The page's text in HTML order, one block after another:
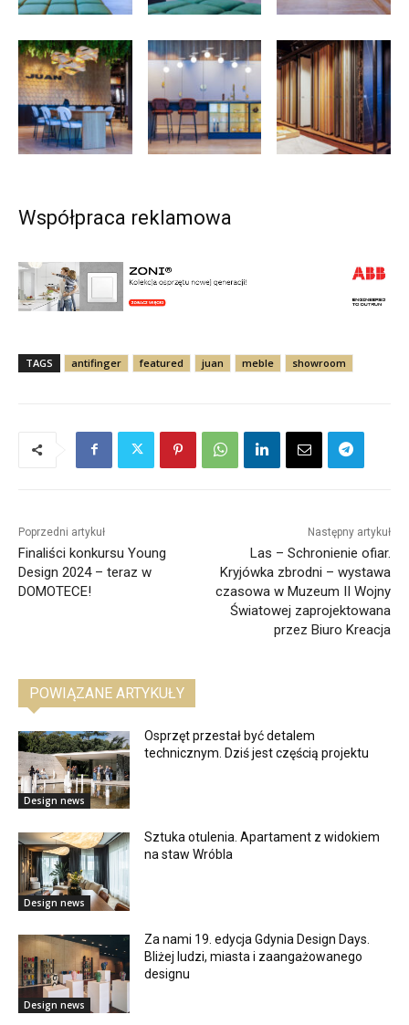
Współpraca reklamowa
TAGS antifinger featured juan meble showroom
Poprzedni artykuł
Finaliści konkursu Young
Design 2024 – teraz w
DOMOTECE!
Następny artykuł
Las – Schronienie ofiar.
Kryjówka zbrodni – wystawa
czasowa w Muzeum II Wojny
Światowej zaprojektowana
przez Biuro Kreacja
POWIĄZANE ARTYKUŁY
Design news
Osprzęt przestał być detalem
technicznym. Dziś jest częścią projektu
Design news
Sztuka otulenia. Apartament z widokiem
na staw Wróbla
Design news
Za nami 19. edycja Gdynia Design Days.
Bliżej ludzi, miasta i zaangażowanego
designu